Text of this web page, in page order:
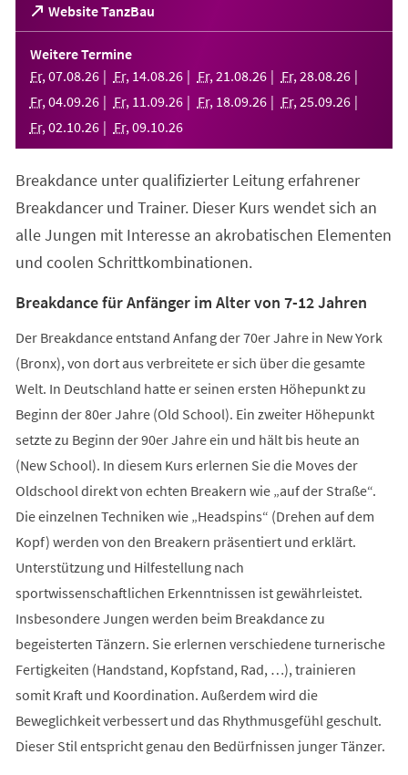
Website TanzBau
(Öffnet
in
einem
neuen
Tab)
Weitere Termine
Fr, 07.08.26 Fr, 14.08.26 Fr, 21 .08.26 Fr, 28.08.26
Fr, 04.09.26 Fr, 11 .09.26 Fr, 18.09.26 Fr, 25.09.26
Fr, 02.10.26 Fr, 09.10.26
Breakdance unter qualifizierter Leitung erfahrener
Breakdancer und Trainer. Dieser Kurs wendet sich an
alle Jungen mit Interesse an akrobatischen Elementen
und coolen Schrittkombinationen.
Breakdance für Anfänger im Alter von 7-12 Jahren
Der Breakdance entstand Anfang der 70er Jahre in New York
(Bronx), von dort aus verbreitete er sich über die gesamte
Welt. In Deutschland hatte er seinen ersten Höhepunkt zu
Beginn der 80er Jahre (Old School). Ein zweiter Höhepunkt
setzte zu Beginn der 90er Jahre ein und hält bis heute an
(New School). In diesem Kurs erlernen Sie die Moves der
Oldschool direkt von echten Breakern wie „auf der Straße“.
Die einzelnen Techniken wie „Headspins“ (Drehen auf dem
Kopf) werden von den Breakern präsentiert und erklärt.
Unterstützung und Hilfestellung nach
sportwissenschaftlichen Erkenntnissen ist gewährleistet.
Insbesondere Jungen werden beim Breakdance zu
begeisterten Tänzern. Sie erlernen verschiedene turnerische
Fertigkeiten (Handstand, Kopfstand, Rad, …), trainieren
somit Kraft und Koordination. Außerdem wird die
Beweglichkeit verbessert und das Rhythmusgefühl geschult.
Dieser Stil entspricht genau den Bedürfnissen junger Tänzer.